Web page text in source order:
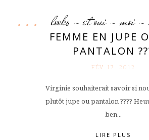
looks - et oui - moi
FEMME EN JUPE
PANTALON
FÉV 17. 2012
Virginie souhaiterait savoir si
plutôt jupe ou pantalon ????
ben...
LIRE PLUS